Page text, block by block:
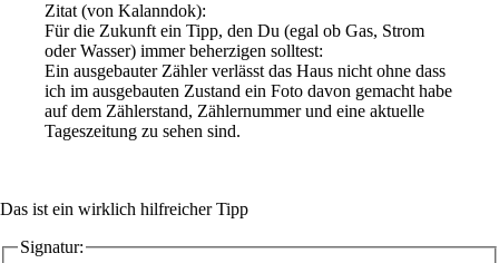
Zitat (von Kalanndok):
Für die Zukunft ein Tipp, den Du (egal ob Gas, Strom
oder Wasser) immer beherzigen solltest:
Ein ausgebauter Zähler verlässt das Haus nicht ohne dass
ich im ausgebauten Zustand ein Foto davon gemacht habe
auf dem Zählerstand, Zählernummer und eine aktuelle
Tageszeitung zu sehen sind.
Das ist ein wirklich hilfreicher Tipp
Signatur: